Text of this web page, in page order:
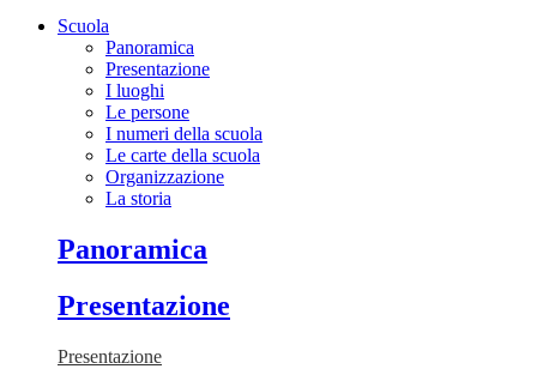
Scuola
Panoramica
Presentazione
I luoghi
Le persone
I numeri della scuola
Le carte della scuola
Organizzazione
La storia
Panoramica
Presentazione
Presentazione